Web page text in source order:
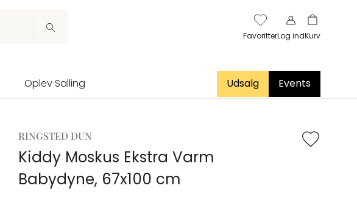
FavoritterLog indKurv
Oplev Salling Udsalg Events
RINGSTED DUN
Kiddy Moskus Ekstra Varm
Babydyne, 67x100 cm